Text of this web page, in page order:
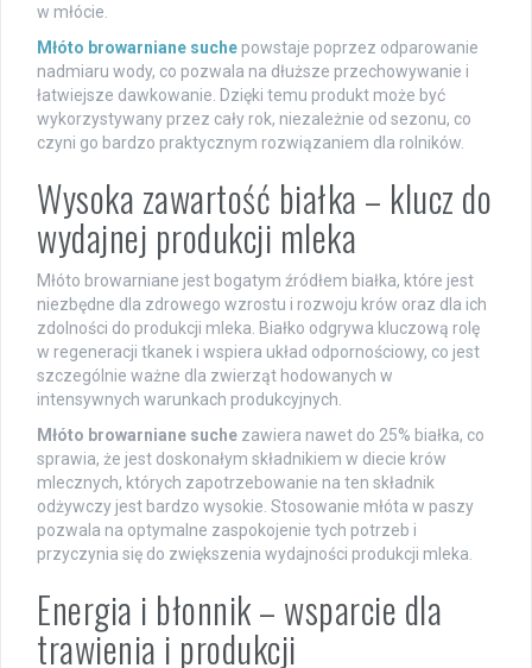
w młócie.
Młóto browarniane suche powstaje poprzez odparowanie
nadmiaru wody, co pozwala na dłuższe przechowywanie i
łatwiejsze dawkowanie. Dzięki temu produkt może być
wykorzystywany przez cały rok, niezależnie od sezonu, co
czyni go bardzo praktycznym rozwiązaniem dla rolników.
Wysoka zawartość białka – klucz do
wydajnej produkcji mleka
Młóto browarniane jest bogatym źródłem białka, które jest
niezbędne dla zdrowego wzrostu i rozwoju krów oraz dla ich
zdolności do produkcji mleka. Białko odgrywa kluczową rolę
w regeneracji tkanek i wspiera układ odpornościowy, co jest
szczególnie ważne dla zwierząt hodowanych w
intensywnych warunkach produkcyjnych.
Młóto browarniane suche zawiera nawet do 25% białka, co
sprawia, że jest doskonałym składnikiem w diecie krów
mlecznych, których zapotrzebowanie na ten składnik
odżywczy jest bardzo wysokie. Stosowanie młóta w paszy
pozwala na optymalne zaspokojenie tych potrzeb i
przyczynia się do zwiększenia wydajności produkcji mleka.
Energia i błonnik – wsparcie dla
trawienia i produkcji